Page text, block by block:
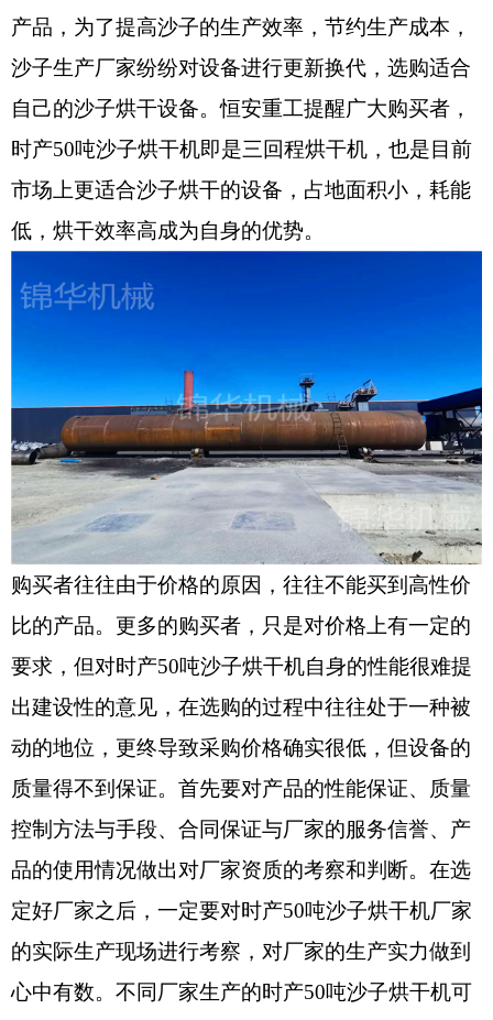
产品，为了提高沙子的生产效率，节约生产成本，
沙子生产厂家纷纷对设备进行更新换代，选购适合
自己的沙子烘干设备。恒安重工提醒广大购买者，
时产50吨沙子烘干机即是三回程烘干机，也是目前
市场上更适合沙子烘干的设备，占地面积小，耗能
低，烘干效率高成为自身的优势。
购买者往往由于价格的原因，往往不能买到高性价
比的产品。更多的购买者，只是对价格上有一定的
要求，但对时产50吨沙子烘干机自身的性能很难提
出建设性的意见，在选购的过程中往往处于一种被
动的地位，更终导致采购价格确实很低，但设备的
质量得不到保证。首先要对产品的性能保证、质量
控制方法与手段、合同保证与厂家的服务信誉、产
品的使用情况做出对厂家资质的考察和判断。在选
定好厂家之后，一定要对时产50吨沙子烘干机厂家
的实际生产现场进行考察，对厂家的生产实力做到
心中有数。不同厂家生产的时产50吨沙子烘干机可